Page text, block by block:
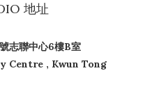
地址
志聯中心6樓B室
Centre , Kwun Tong